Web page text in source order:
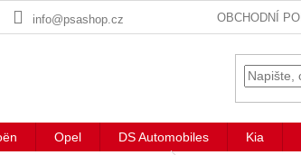
info@psashop.cz OBCHODNÍ
Opel DS Automobiles Kia